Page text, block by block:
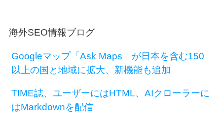
海外SEO情報ブログ
Googleマップ「Ask Maps」が日本を含む150
以上の国と地域に拡大、新機能も追加
TIME誌、ユーザーにはHTML、AIクローラーに
はMarkdownを配信